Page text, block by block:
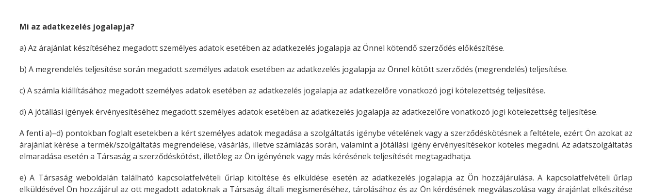
Mi az adatkezelés jogalapja?
a) Az árajánlat készítéséhez megadott személyes adatok esetében az adatkezelés jogalapja az Önnel kötendő szerződés előkészítése.
b) A megrendelés teljesítése során megadott személyes adatok esetében az adatkezelés jogalapja az Önnel kötött szerződés (megrendelés) teljesítése.
c) A számla kiállításához megadott személyes adatok esetében az adatkezelés jogalapja az adatkezelőre vonatkozó jogi kötelezettség teljesítése.
d) A jótállási igények érvényesítéséhez megadott személyes adatok esetében az adatkezelés jogalapja az adatkezelőre vonatkozó jogi kötelezettség teljesítése.
A fenti a)–d) pontokban foglalt esetekben a kért személyes adatok megadása a szolgáltatás igénybe vételének vagy a szerződéskötésnek a feltétele, ezért Ön azokat az
árajánlat kérése a termék/szolgáltatás megrendelése, vásárlás, illetve számlázás során, valamint a jótállási igény érvényesítésekor köteles megadni. Az adatszolgáltatás
elmaradása esetén a Társaság a szerződéskötést, illetőleg az Ön igényének vagy más kérésének teljesítését megtagadhatja.
e) A Társaság weboldalán található kapcsolatfelvételi űrlap kitöltése és elküldése esetén az adatkezelés jogalapja az Ön hozzájárulása. A kapcsolatfelvételi űrlap
elküldésével Ön hozzájárul az ott megadott adatoknak a Társaság általi megismeréséhez, tárolásához és az Ön kérdésének megválaszolása vagy árajánlat elkészítése